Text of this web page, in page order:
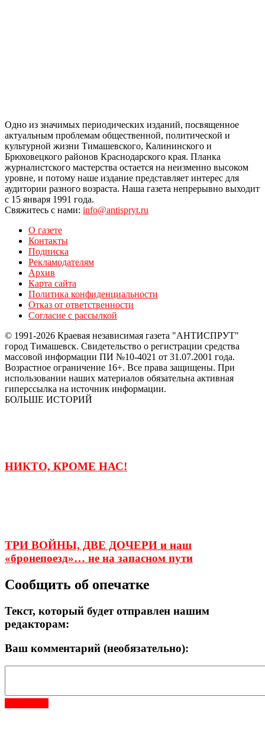
Одно из значимых периодических изданий, посвященное
актуальным проблемам общественной, политической и
культурной жизни Тимашевского, Калининского и
Брюховецкого районов Краснодарского края. Планка
журналистского мастерства остается на неизменно высоком
уровне, и потому наше издание представляет интерес для
аудитории разного возраста. Наша газета непрерывно выходит
с 15 января 1991 года.
Свяжитесь с нами: info@antispryt.ru
О газете
Контакты
Подписка
Рекламодателям
Архив
Карта сайта
Политика конфиденциальности
Отказ от ответственности
Согласие с рассылкой
© 1991-2026 Краевая независимая газета "АНТИСПРУТ"
город Тимашевск. Свидетельство о регистрации средства
массовой информации ПИ №10-4021 от 31.07.2001 года.
Возрастное ограничение 16+. Все права защищены. При
использовании наших материалов обязательна активная
гиперссылка на источник информации.
БОЛЬШЕ ИСТОРИЙ
НИКТО, КРОМЕ НАС!
ТРИ ВОЙНЫ, ДВЕ ДОЧЕРИ и наш
«бронепоезд»… не на запасном пути
Сообщить об опечатке
Текст, который будет отправлен нашим
редакторам:
Ваш комментарий (необязательно):